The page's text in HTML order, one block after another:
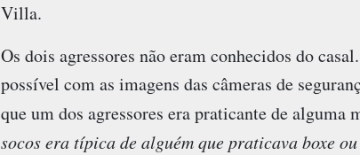
Villa.
Os dois agressores não eram conhecidos do
possível com as imagens das câmeras de
que um dos agressores era praticante de
socos era típica de alguém que praticava boxe